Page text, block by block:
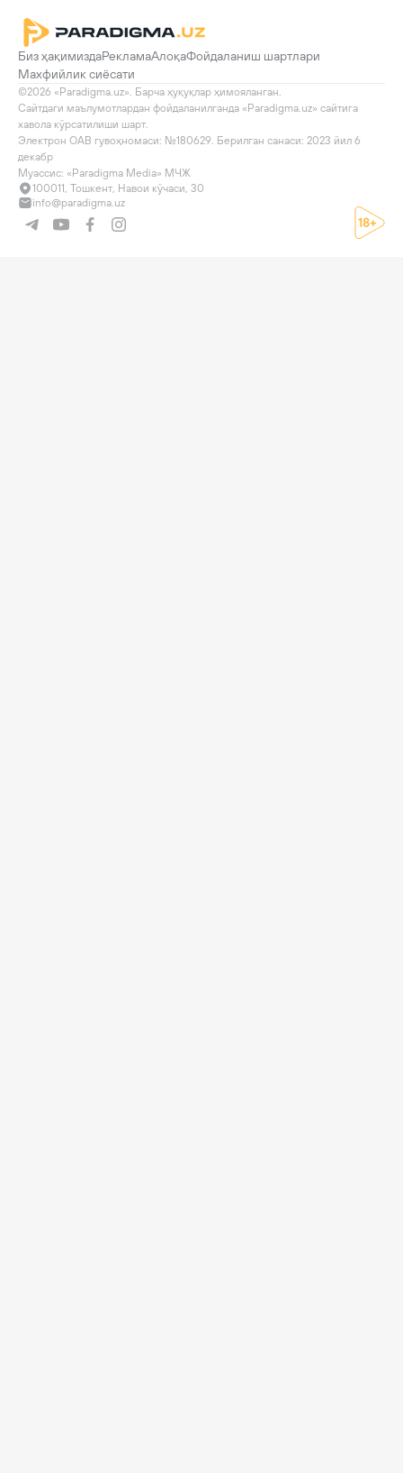
Биз ҳақимиздаРекламаАлоқаФойдаланиш шартлари
Махфийлик сиёсати
©2026 «Paradigma.uz». Барча ҳуқуқлар ҳимояланган.
Сайтдаги маълумотлардан фойдаланилганда «Paradigma.uz» сайтига
хавола кўрсатилиши шарт.
Электрон ОАВ гувоҳномаси: №180629. Берилган санаси: 2023 йил 6
декабр
Муассис: «Paradigma Media» МЧЖ
100011, Тошкент, Навои кўчаси, 30
info@paradigma.uz